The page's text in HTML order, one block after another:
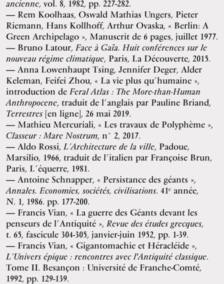
ancienne, vol. 8, 1982, pp. 227-282.
Rem Koolhaas, Oswald Mathias Ungers, Pieter
Riemann, Hans Kollhoff, Arthur Ovaska, « Berlin: A
Green Archipelago », Manuscrit de 6 pages, juillet 1977.
Bruno Latour, Face à Gaïa. Huit conférences sur le
nouveau régime climatique, Paris, La Découverte, 2015.
Anna Lowenhaupt Tsing, Jennifer Deger, Alder
Keleman, Feifei Zhou, « La vie plus qu’humaine »,
introduction de Feral Atlas : The More-than-Human
Anthropocene, traduit de l’anglais par Pauline Briand,
Terrestres[en ligne], 26 mai 2019.
Mathieu Mercuriali, « Les travaux de Polyphème »,
Classeur : Mare Nostrum, n° 2, 2017.
Aldo Rossi, L’Architecture de la ville, Padoue,
Marsilio, 1966, traduit de l’italien par Françoise Brun,
Paris, L’équerre, 1981.
Antoine Schnapper, « Persistance des géants »,
Annales. Economies, sociétés, civilisations. 41ᵉ année,
N. 1, 1986. pp. 177-200.
Francis Vian, « La guerre des Géants devant les
penseurs de l’Antiquité », Revue des études grecques,
t. 65, fascicule 304-305, janvier-juin 1952, pp. 1-39.
Francis Vian, « Gigantomachie et Héracléide »,
L’Univers épique : rencontres avec l'Antiquité classique.
Tome II. Besançon : Université de Franche-Comté,
1992, pp. 129-139.